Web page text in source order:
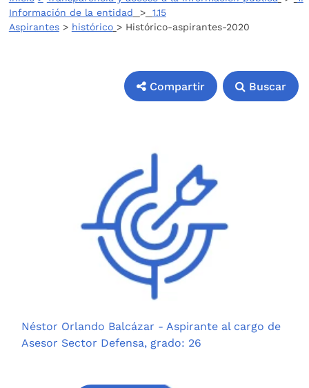
Información de la entidad
>
1.15
Aspirantes> histórico > Histórico-aspirantes-2020
Compartir Buscar
Néstor Orlando Balcázar - Aspirante al cargo de
Asesor Sector Defensa, grado: 26